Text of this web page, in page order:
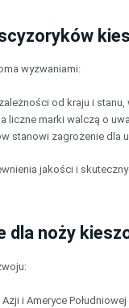
wyzwaniami:
od kraju i
liczne marki walczą o
stanowi zagrożenie dla
jakości i
dla noży
i Ameryce